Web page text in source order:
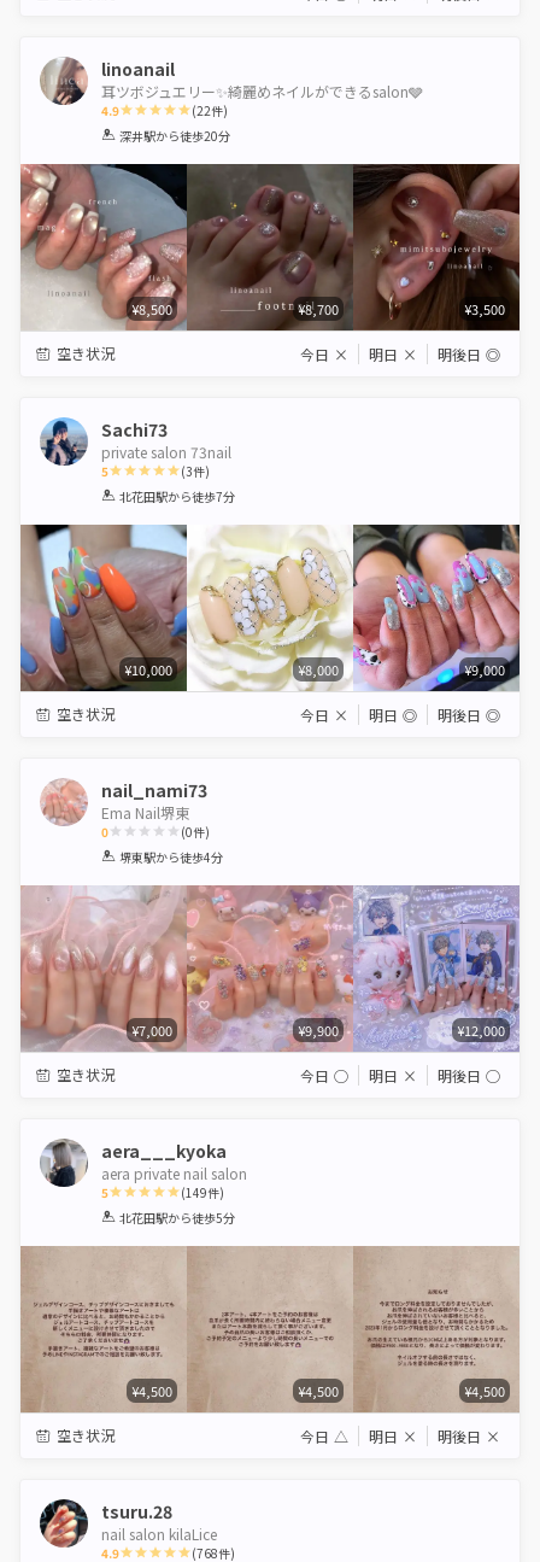
linoanail
耳ツボジュエリー✨綺麗めネイルができるsalon🩶
4.9
1 2 3 4 5
(22件)
深井駅から徒歩20分
¥8,500 ¥8,700 ¥3,500
空き状況 今日 × 明日 × 明後日 ◎
Sachi73
private salon 73nail
5
1 2 3 4 5
(3件)
北花田駅から徒歩7分
¥10,000 ¥8,000 ¥9,000
空き状況 今日 × 明日 ◎ 明後日 ◎
nail_nami73
Ema Nail堺東
0
1 2 3 4 5
(0件)
堺東駅から徒歩4分
¥7,000 ¥9,900 ¥12,000
空き状況 今日 ◯ 明日 × 明後日 ◯
aera___kyoka
aera private nail salon
5
1 2 3 4 5
(149件)
北花田駅から徒歩5分
¥4,500 ¥4,500 ¥4,500
空き状況 今日 △ 明日 × 明後日 ×
tsuru.28
nail salon kilaLice
4.9 (768件)